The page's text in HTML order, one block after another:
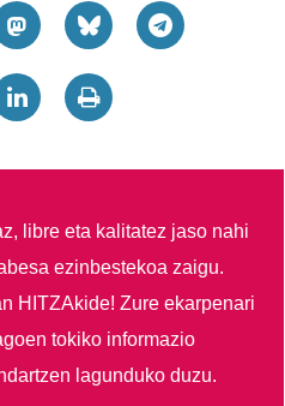
libre eta kalitatez jaso nahi
ezinbestekoa zaigu.
HITZAkide!Zure ekarpenari
tokiko informazio
lagunduko duzu.